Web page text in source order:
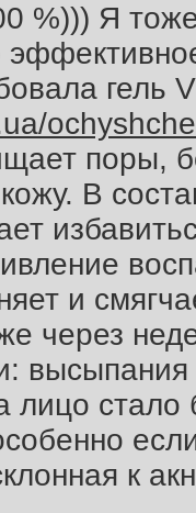
%))) Я
гель
поры,
В
и
через
лицо
к